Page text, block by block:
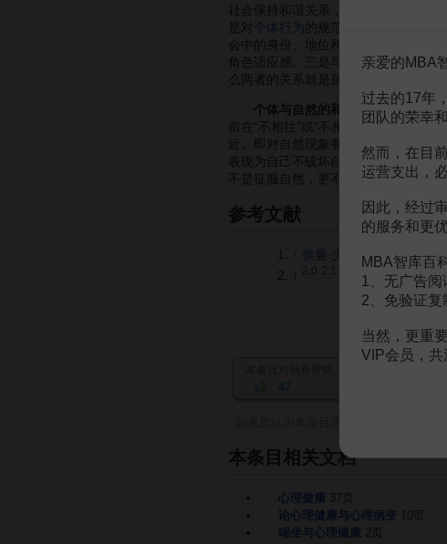
社会保持和谐关系，但这种和谐常常
是对
个体行为 的规范和约束，两者容
会中的身份、地位和
等构成了其
角色适应感。三是与社会团体的和谐
么两者的关系就是良性的。
个体与自然的和谐。人来自于自
留在“不相往”或“不相害”层面。在现
近。即对自然现象有正确的认知，喜
表现为自己不破坏自然，积极建设自
不是征服自然，更不是破坏自然，而
参考文献
侯曼.少年儿童心理健康
2.0 2.1 阳泽.心理健康观
47
本条目相关文档
心理健康 37页
论心理健康与心理病变 10页
端坐与心理健康 2页
亲爱的MBA
过去的17年
团队的荣幸
然而，在目
运营支出，
因此，经过
的服务和更
MBA智库百
1、无广告阅
2、免验证复
当然，更重
VIP会员，共